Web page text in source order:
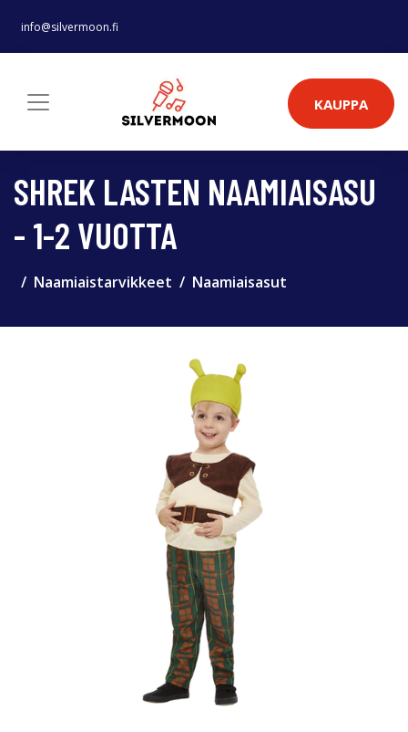
info@silvermoon.fi
KAUPPA
SHREK LASTEN NAAMIAISASU
- 1-2 VUOTTA
Naamiaistarvikkeet Naamiaisasut